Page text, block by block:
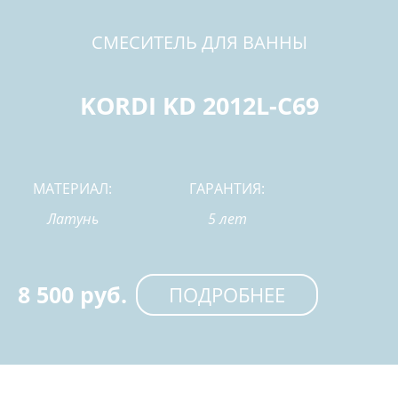
СМЕСИТЕЛЬ ДЛЯ ВАННЫ
KORDI KD 2012L-C69
МАТЕРИАЛ:
ГАРАНТИЯ:
Латунь
5 лет
8 500 руб. ПОДРОБНЕЕ